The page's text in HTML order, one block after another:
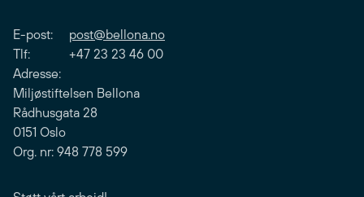
E-post: post@bellona.no
Tlf: +47 23 23 46 00
Adresse:
Miljøstiftelsen Bellona
Rådhusgata 28
0151 Oslo
Org. nr: 948 778 599